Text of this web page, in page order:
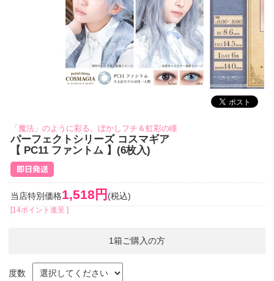
「魔法」のように彩る。ぼかしフチ＆虹彩の瞳
パーフェクトシリーズ コスマギア
【 PC11 ファントム 】(6枚入)
当店特別価格1,518円 (税込)
[14ポイント進呈 ]
1箱ご購入の方
度数